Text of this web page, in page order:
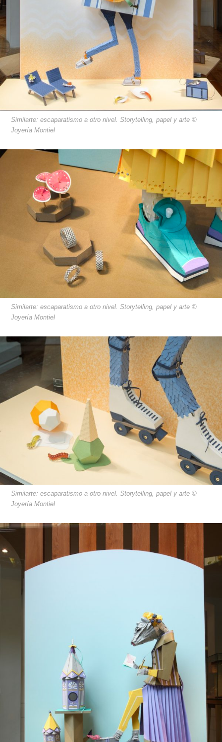
Similarte: escaparatismo a otro nivel. Storytelling, papel y arte ©
Joyería Montiel
Similarte: escaparatismo a otro nivel. Storytelling, papel y arte ©
Joyería Montiel
Similarte: escaparatismo a otro nivel. Storytelling, papel y arte ©
Joyería Montiel